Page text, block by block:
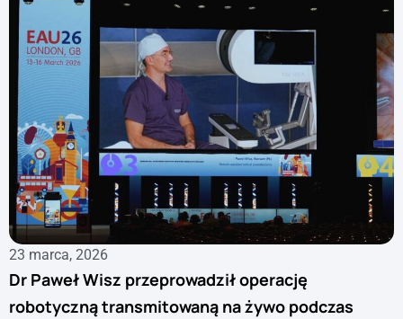
23 marca, 2026
Dr Paweł Wisz przeprowadził operację
robotyczną transmitowaną na żywo podczas